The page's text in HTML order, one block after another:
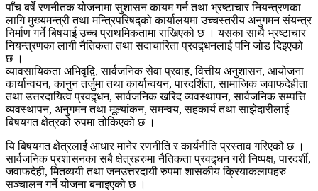
पाँच बर्षे रणनीतक योजनामा सुशासन कायम गर्न तथा भ्रष्टाचार नियन्त्रणका
लागि मुख्यमन्त्री तथा मन्त्रिपरिषद्को कार्यालयमा उच्चस्तरीय अनुगमन संयन्त्र
निर्माण गर्ने बिषयाई उच्च प्राथमिकतामा राखिएको छ । यसका साथै भ्रष्टाचार
नियन्त्रणका लागी नैतिकता तथा सदाचारिता प्रवद्र्धनलाई पनि जोड दिइएको
छ ।
व्यावसायिकता अभिवृद्वि, सार्वजनिक सेवा प्रवाह, वित्तीय अनुशासन, आयोजना
कार्यान्वयन, कानुन तर्जुमा तथा कार्यान्वयन, पारदर्शिता, सामाजिक जवाफदेहीता
तथा उत्तरदायित्व प्रवद्र्धन, सार्वजनिक खरिद व्यवस्थापन, सार्वजनिक सम्पत्ति
व्यवस्थापन, अनुगमन तथा मूल्यांकन, समन्वय, सहकार्य तथा साझेदारीलाई
बिषयगत क्षेत्रको रुपमा तोकिएको छ ।
यि बिषयगत क्षेत्रलाई आधार मानेर रणनीति र कार्यनीति प्रस्ताव गरिएको छ ।
सार्वजनिक प्रशासनका सबै क्षेत्रहरुमा नैतिकता प्रवद्र्धन गरी निष्पक्ष, पारदर्शी,
जवाफदेही, मितव्ययी तथा जनउत्तरदायी रुपमा शासकीय क्रियाकलापहरु
सञ्चालन गर्ने योजना बनाइएको छ ।